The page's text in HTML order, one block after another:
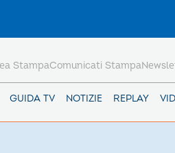
GUIDA TV NOTIZIE REPLAY
StampaComunicati Stampa